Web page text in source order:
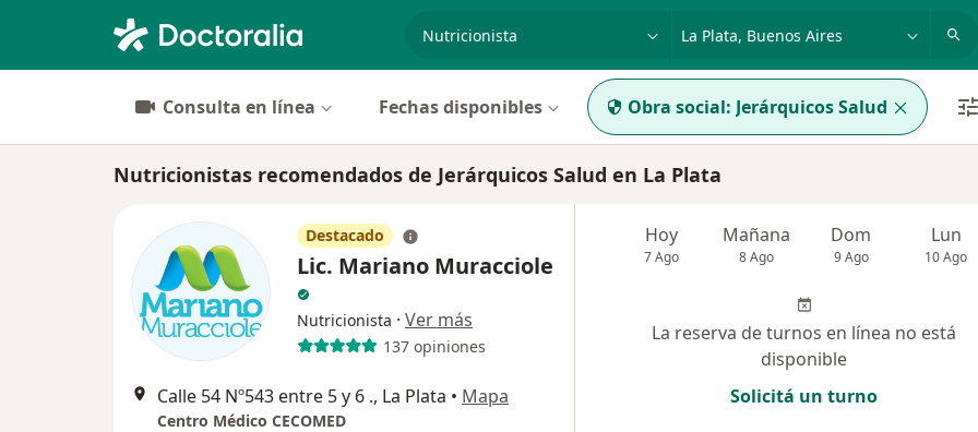
Consulta en línea Fechas disponibles Obra social: Jerárquicos Salud
Nutricionistas recomendados de Jerárquicos Salud en La Plata
Destacado
Lic. Mariano Muracciole
Nutricionista · Ver más
137 opiniones
Calle 54 Nº543 entre 5 y 6 ., La Plata • Mapa
Centro Médico CECOMED
Hoy
7 Ago
Mañana
8 Ago
Dom
9 Ago
Lun
10 Ago
La reserva de turnos en línea no está
disponible
Solicitá un turno